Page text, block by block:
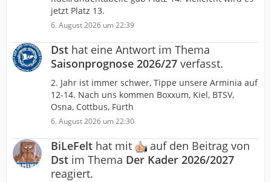
jetzt Platz 13.
6. August 2026 um 22:39
Dst hat eine Antwort im Thema
Saisonprognose 2026/27 verfasst.
2. Jahr ist immer schwer, Tippe unsere Arminia auf
12-14. Nach uns kommen Boxxum, Kiel, BTSV,
Osna, Cottbus, Fürth
6. August 2026 um 22:30
BiLeFelt hat mit
auf den Beitrag von
Dst im Thema Der Kader 2026/2027
reagiert.